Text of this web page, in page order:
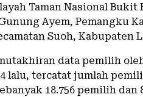
Taman Nasional Bukit
Ayem, Pemangku
Suoh, Kabupaten
data pemilih
lalu, tercatat jumlah
18.756 pemilih dan